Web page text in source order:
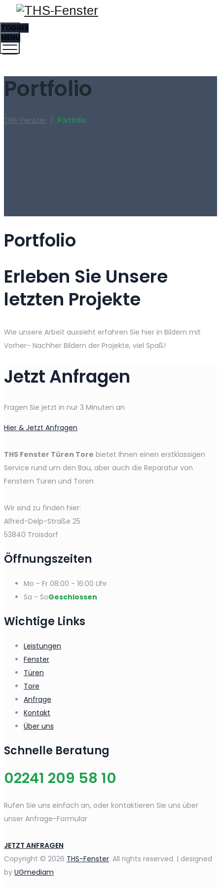
TOGGLE
MENU
Portfolio
THS-Fenster / Portfolio
Portfolio
Erleben Sie Unsere
letzten Projekte
Wie unsere Arbeit aussieht erfahren Sie hier in Bildern mit
Vorher- Nachher Bildern der Projekte, viel Spaß!
Jetzt Anfragen
Fragen Sie jetzt in nur 3 Minuten an
Hier & Jetzt Anfragen
THS Fenster Türen Tore bietet Ihnen einen erstklassigen
Service rund um den Bau, aber auch die Reparatur von
Fenstern Türen und Toren
Wir sind zu finden hier:
Alfred-Delp-Straße 25
53840 Troisdorf
Öffnungszeiten
Mo - Fr 08:00 - 16:00 Uhr
Sa - SoGeschlossen
Wichtige Links
Leistungen
Fenster
Türen
Tore
Anfrage
Kontakt
Über uns
Schnelle Beratung
02241 209 58 10
Rufen Sie uns einfach an, oder kontaktieren Sie uns über
unser Anfrage-Formular
JETZT ANFRAGEN
Copyright © 2026 THS-Fenster. All rights reserved. | designed
by UGmediam